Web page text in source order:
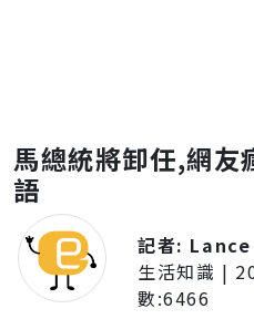
馬總統將卸任,網友
語
記者: Lance
生活知識 |
數:6466